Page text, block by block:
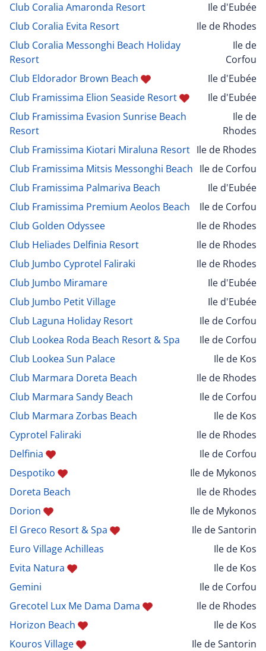
Club Coralia Amaronda Resort
Ile d'Eubée
Club Coralia Evita Resort
Ile de Rhodes
Club Coralia Messonghi Beach Holiday
Resort
Ile de
Corfou
Club Eldorador Brown Beach
Ile d'Eubée
Club Framissima Elion Seaside Resort
Ile d'Eubée
Club Framissima Evasion Sunrise Beach
Resort
Ile de
Rhodes
Club Framissima Kiotari Miraluna Resort Ile de Rhodes
Club Framissima Mitsis Messonghi Beach Ile de Corfou
Club Framissima Palmariva Beach
Ile d'Eubée
Club Framissima Premium Aeolos Beach
Ile de Corfou
Club Golden Odyssee
Ile de Rhodes
Club Heliades Delfinia Resort
Ile de Rhodes
Club Jumbo Cyprotel Faliraki
Ile de Rhodes
Club Jumbo Miramare
Ile d'Eubée
Club Jumbo Petit Village
Ile d'Eubée
Club Laguna Holiday Resort
Ile de Corfou
Club Lookea Roda Beach Resort & Spa
Ile de Corfou
Club Lookea Sun Palace
Ile de Kos
Club Marmara Doreta Beach
Ile de Rhodes
Club Marmara Sandy Beach
Ile de Corfou
Club Marmara Zorbas Beach
Ile de Kos
Cyprotel Faliraki
Ile de Rhodes
Delfinia
Ile de Corfou
Despotiko
Ile de Mykonos
Doreta Beach
Ile de Rhodes
Dorion
Ile de Mykonos
El Greco Resort & Spa
Ile de Santorin
Euro Village Achilleas
Ile de Kos
Evita Natura
Ile de Kos
Gemini
Ile de Corfou
Grecotel Lux Me Dama Dama
Ile de Rhodes
Horizon Beach
Ile de Kos
Kouros Village
Ile de Santorin